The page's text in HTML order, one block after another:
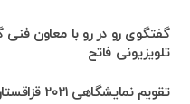
گفتگوی رو در رو با معاون فنی
تلویزیونی فاتح
تقویم نمایشگاهی ۲۰۲۱ قزاقستان